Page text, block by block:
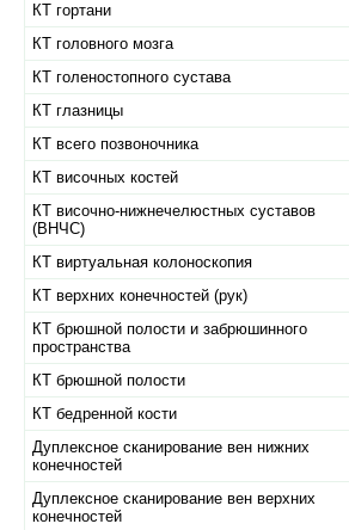
КТ гортани
КТ головного мозга
КТ голеностопного сустава
КТ глазницы
КТ всего позвоночника
КТ височных костей
КТ височно-нижнечелюстных суставов
(ВНЧС)
КТ виртуальная колоноскопия
КТ верхних конечностей (рук)
КТ брюшной полости и забрюшинного
пространства
КТ брюшной полости
КТ бедренной кости
Дуплексное сканирование вен нижних
конечностей
Дуплексное сканирование вен верхних
конечностей